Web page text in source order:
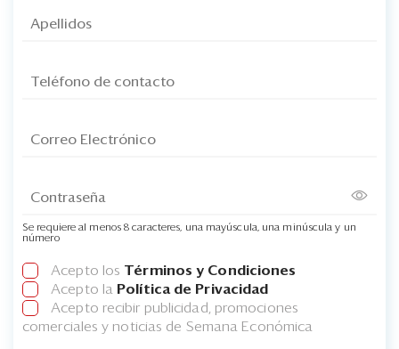
Se requiere al menos 8 caracteres, una mayúscula, una minúscula y un
número
Acepto los Términos y Condiciones
Acepto la Política de Privacidad
Acepto recibir publicidad, promociones
comerciales y noticias de Semana Económica